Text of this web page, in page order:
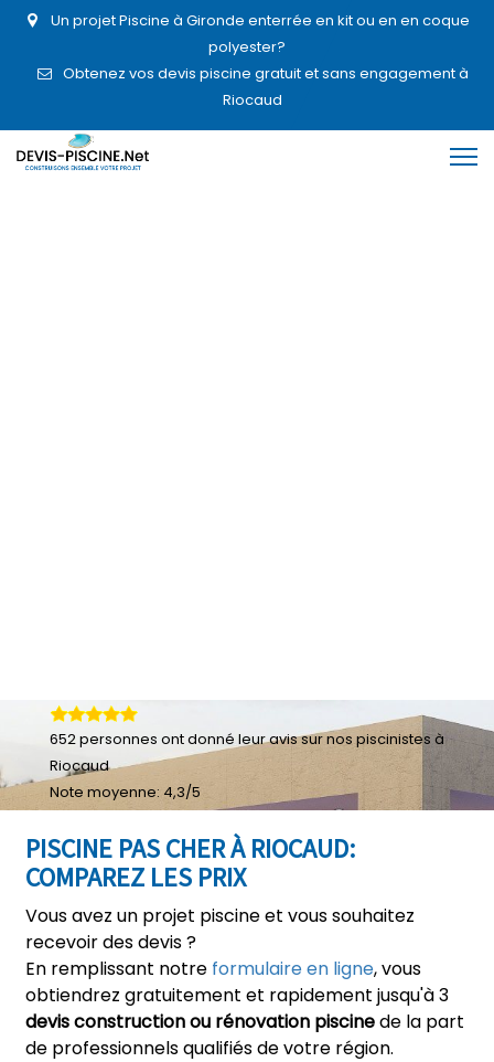
Un projet Piscine à Gironde enterrée en kit ou en en coque
polyester?
Obtenez vos devis piscine gratuit et sans engagement à
Riocaud
PISCINE PAS CHER À RIOCAUD:
COMPAREZ LES PRIX
Vous avez un projet piscine et vous souhaitez
recevoir des devis ?
En remplissant notre formulaire en ligne, vous
obtiendrez gratuitement et rapidement jusqu'à 3
devis construction ou rénovation piscinede la part
de professionnels qualifiés de votre région.
652personnes ont donné leuravis sur nos piscinistes à
Riocaud
Note moyenne: 4,3/5